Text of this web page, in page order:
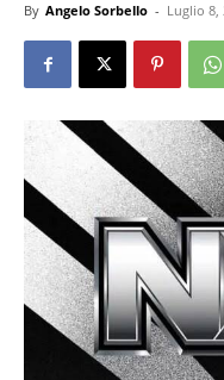
By Angelo Sorbello - Luglio 8,